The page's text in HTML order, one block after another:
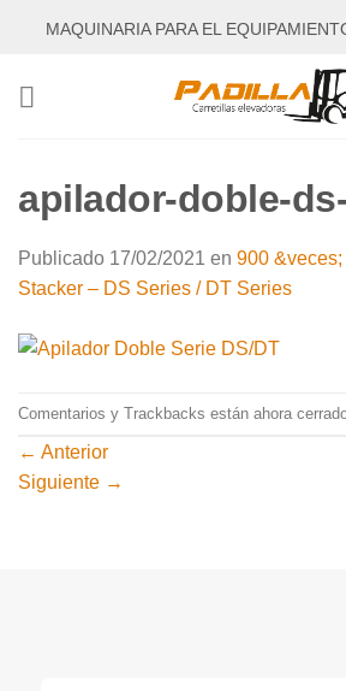
MAQUINARIA PARA EL
apilador-doble-
Publicado 17/02/2021 en 900
Stacker – DS Series / DT Series
Comentarios y Trackbacks están ahora
← Anterior
Siguiente →